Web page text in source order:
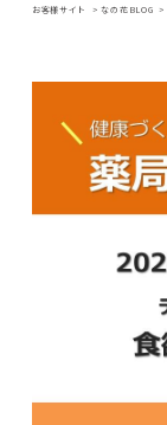
お客様サイト なの花BLOG